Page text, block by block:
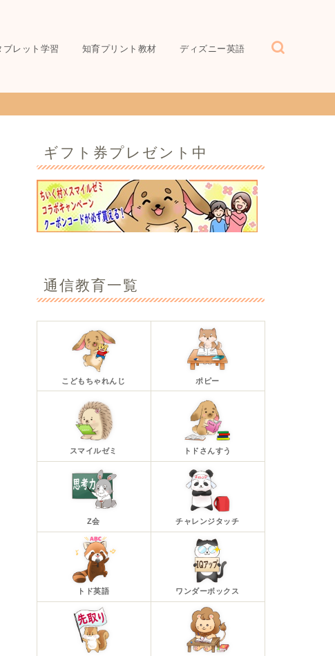
レット学習 知育プリント教材 ディズニー英語
ギフト券プレゼント中
通信教育一覧
こどもちゃれんじ ポピー
スマイルゼミ トドさんすう
Z会 チャレンジタッチ
トド英語 ワンダーボックス